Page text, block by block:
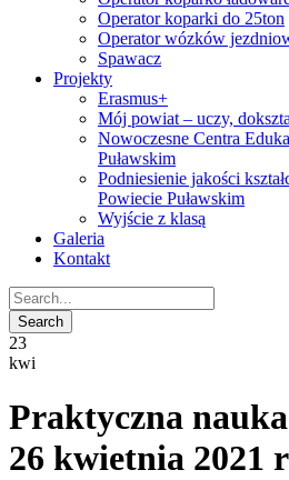
Operator koparki do 25ton
Operator wózków
Spawacz
Projekty
Erasmus+
Mój powiat – uczy,
Nowoczesne Centra
Puławskim
Podniesienie jakości
Powiecie Puławskim
Wyjście z klasą
Galeria
Kontakt
23
kwi
Praktyczna
26 kwietnia 2021